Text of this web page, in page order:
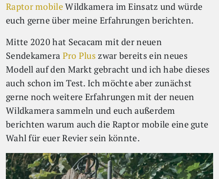
Raptor mobileWildkamera im Einsatz und würde
euch gerne über meine Erfahrungen berichten.
Mitte 2020 hat Secacam mit der neuen
Sendekamera Pro Plus zwar bereits ein neues
Modell auf den Markt gebracht und ich habe dieses
auch schon im Test. Ich möchte aber zunächst
gerne noch weitere Erfahrungen mit der neuen
Wildkamera sammeln und euch außerdem
berichten warum auch die Raptor mobile eine gute
Wahl für euer Revier sein könnte.